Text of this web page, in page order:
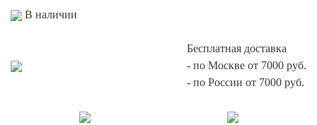
В наличии
Бесплатная доставка
- по Москве от 7000 руб.
- по России от 7000 руб.